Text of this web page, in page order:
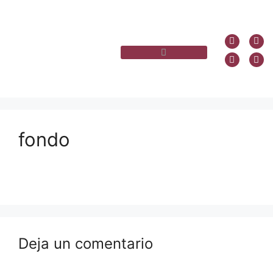
fondo
Deja un comentario